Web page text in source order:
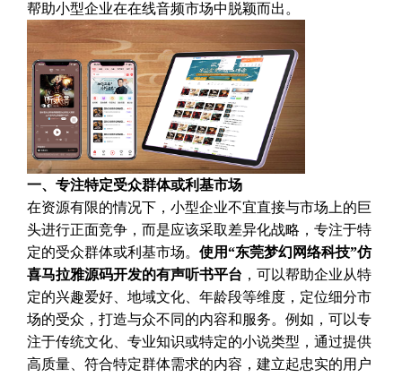
帮助小型企业在在线音频市场中脱颖而出。
一、专注特定受众群体或利基市场
在资源有限的情况下，小型企业不宜直接与市场上的巨
头进行正面竞争，而是应该采取差异化战略，专注于特
定的受众群体或利基市场。 使用“东莞梦幻网络科技”仿
喜马拉雅源码开发的有声听书平台 ，可以帮助企业从特
定的兴趣爱好、地域文化、年龄段等维度，定位细分市
场的受众，打造与众不同的内容和服务。例如，可以专
注于传统文化、专业知识或特定的小说类型，通过提供
高质量、符合特定群体需求的内容，建立起忠实的用户